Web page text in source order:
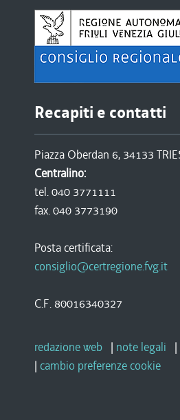
Recapiti e contatti
Piazza Oberdan 6, 34133
Centralino:
tel. 040 3771111
fax. 040 3773190
Posta certificata:
consiglio@certregione.fvg.it
C.F. 80016340327
redazione web | note legali |
| cambio preferenze cookie